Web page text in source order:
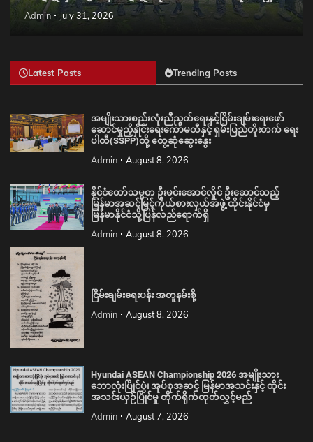
Admin July 31, 2026
Latest Posts Trending Posts
အမျိုးသားစည်းလုံးညီညွတ်ရေးနှင့်ငြိမ်းချမ်းရေးဖော်
ဆောင်မှုညှိနှိုင်းရေးကော်မတီနှင့် ရှမ်းပြည်တိုးတက် ရေး
ပါတီ(SSPP)တို့ တွေ့ဆုံဆွေးနွေး
Admin August 8, 2026
နိုင်ငံတော်သမ္မတ ဦးမင်းအောင်လှိုင် ဦးဆောင်သည့်
မြန်မာအဆင့်မြင့်ကိုယ်စားလှယ်အဖွဲ့ ထိုင်းနိုင်ငံမှ
မြန်မာနိုင်ငံသို့ပြန်လည်ရောက်ရှိ
Admin August 8, 2026
ငြိမ်းချမ်းရေးပန်း အတူနမ်းစို့
Admin August 8, 2026
Hyundai ASEAN Championship 2026 အမျိုးသား
ဘောလုံးပြိုင်ပွဲ၊ အုပ်စုအဆင့် မြန်မာအသင်းနှင့် ထိုင်း
အသင်းယှဉ်ပြိုင်မှု တိုက်ရိုက်ထုတ်လွှင့်မည်
Admin August 7, 2026